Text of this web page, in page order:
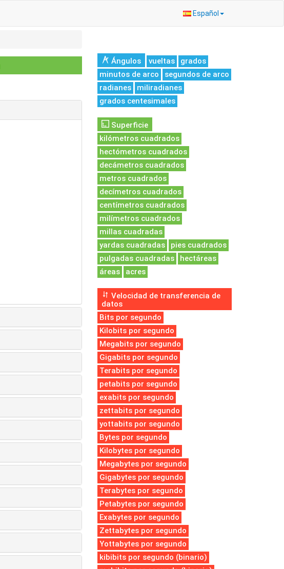
Español
Ángulos vueltas
grados
minutos de arco
segundos de arco
radianes
miliradianes
grados centesimales
Superficie
kilómetros cuadrados
hectómetros cuadrados
decámetros cuadrados
metros cuadrados
decímetros cuadrados
centímetros cuadrados
milímetros cuadrados
millas cuadradas
yardas cuadradas
pies cuadrados
pulgadas cuadradas
hectáreas
áreas
acres
Velocidad de transferencia de
datos
Bits por segundo
Kilobits por segundo
Megabits por segundo
Gigabits por segundo
Terabits por segundo
petabits por segundo
exabits por segundo
zettabits por segundo
yottabits por segundo
Bytes por segundo
Kilobytes por segundo
Megabytes por segundo
Gigabytes por segundo
Terabytes por segundo
Petabytes por segundo
Exabytes por segundo
Zettabytes por segundo
Yottabytes por segundo
kibibits por segundo (binario)